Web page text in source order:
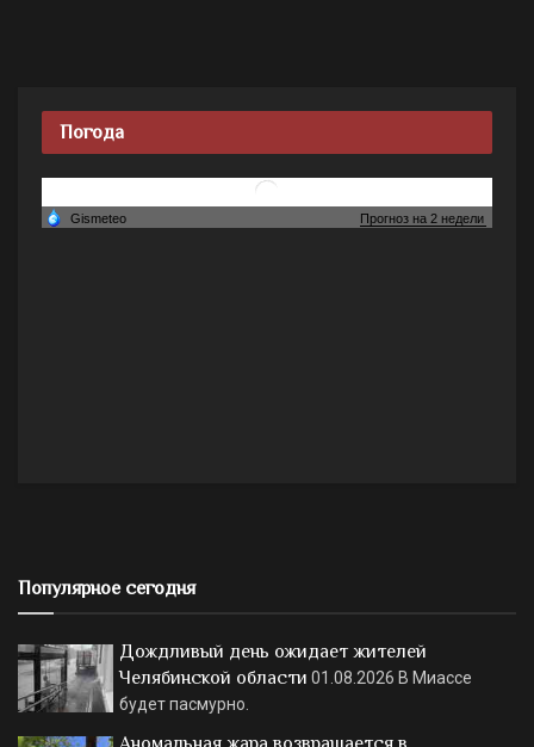
Погода
Популярное сегодня
Дождливый день ожидает жителей
Челябинской области 01.08.2026 В Миассе
будет пасмурно.